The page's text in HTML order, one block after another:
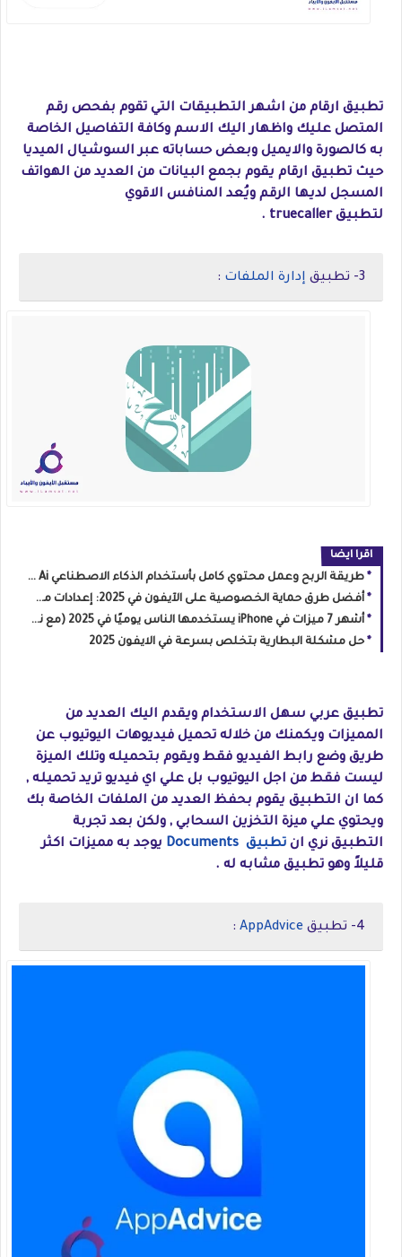
تطبيق ارقام من اشهر التطبيقات التي تقوم بفحص رقم
المتصل عليك واظهار اليك الاسم وكافة التفاصيل الخاصة
به كالصورة والايميل وبعض حساباته عبر السوشيال الميديا
حيث تطبيق ارقام يقوم بجمع البيانات من العديد من الهواتف
المسجل لديها الرقم ويُعد المنافس الاقوي
لتطبيق truecaller .
3- تطبيق إدارة الملفات :
اقرا ايضا
طريقة الربح وعمل محتوي كامل بأستخدام الذكاء الاصطناعي Ai علي يوتيوب وفيسبوك
أفضل طرق حماية الخصوصية على الآيفون في 2025: إعدادات مهمة + نصائح تمنع التتبع وتسريب البيانات
أشهر 7 ميزات في iPhone يستخدمها الناس يوميًا في 2025 (مع نصائح لتسريع الأداء وحماية البطارية)
حل مشكلة البطارية بتخلص بسرعة في الايفون 2025
تطبيق عربي سهل الاستخدام ويقدم اليك العديد من
المميزات ويكمنك من خلاله تحميل فيديوهات اليوتيوب عن
طريق وضع رابط الفيديو فقط ويقوم بتحميله وتلك الميزة
ليست فقط من اجل اليوتيوب بل علي اي فيديو تريد تحميله ,
كما ان التطبيق يقوم بحفظ العديد من الملفات الخاصة بك
ويحتوي علي ميزة التخزين السحابي , ولكن بعد تجربة
التطبيق نري ان تطبيق Documents
يوجد به مميزات اكثر
قليلاً وهو تطبيق مشابه له .
4- تطبيق AppAdvice
: